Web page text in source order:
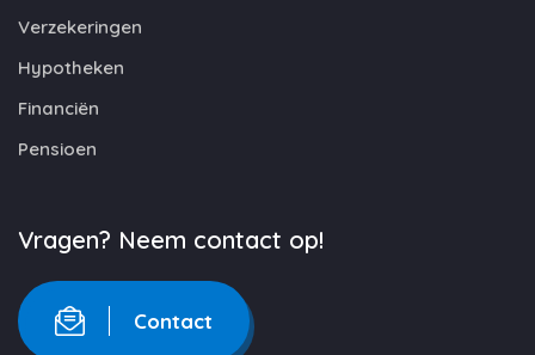
Verzekeringen
Hypotheken
Financiën
Pensioen
Vragen? Neem contact op!
Contact